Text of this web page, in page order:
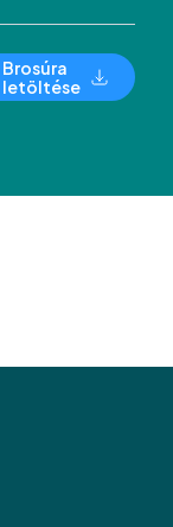
Brosúra
letöltése